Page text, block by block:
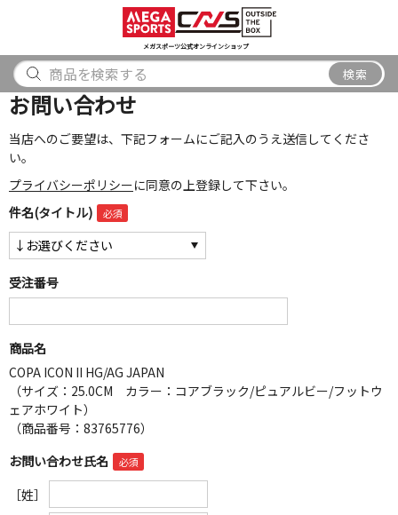
メガスポーツ公式オンラインショップ
検索
アウトドア
から探す
ブランド
から探す
検索
お問い合わせ
当店へのご要望は、下記フォームにご記入のうえ送信してくださ
い。
プライバシーポリシーに同意の上登録して下さい。
件名(タイトル)
受注番号
商品名
COPA ICON II HG/AG JAPAN
（サイズ：25.0CM カラー：コアブラック/ピュアルビー/フットウ
ェアホワイト）
（商品番号：83765776）
お問い合わせ氏名
［姓］